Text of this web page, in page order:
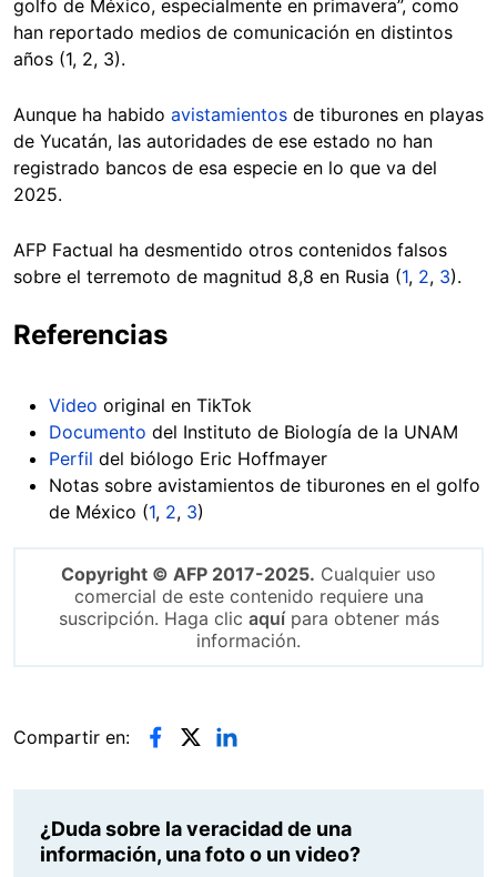
golfo de México, especialmente en primavera”, como
han reportado medios de comunicación en distintos
años (1, 2, 3).
Aunque ha habido avistamientos de tiburones en playas
de Yucatán, las autoridades de ese estado no han
registrado bancos de esa especie en lo que va del
2025.
AFP Factual ha desmentido otros contenidos falsos
sobre el terremoto de magnitud 8,8 en Rusia (1, 2, 3).
Referencias
Video original en TikTok
Documento del Instituto de Biología de la UNAM
Perfil del biólogo Eric Hoffmayer
Notas sobre avistamientos de tiburones en el golfo
de México (1, 2, 3)
Copyright © AFP 2017-2025. Cualquier uso
comercial de este contenido requiere una
suscripción. Haga clic aquípara obtener más
información.
Compartir en:
¿Duda sobre la veracidad de una
información, una foto o un video?